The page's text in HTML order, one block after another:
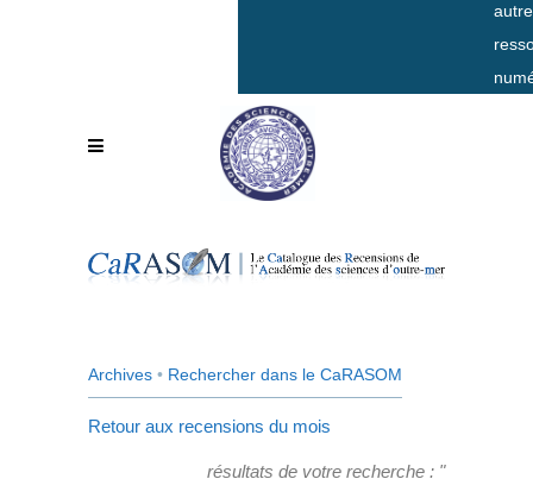
Archives • Rechercher dans le CaRASOM
Retour aux recensions du mois
résultats de votre recherche : "